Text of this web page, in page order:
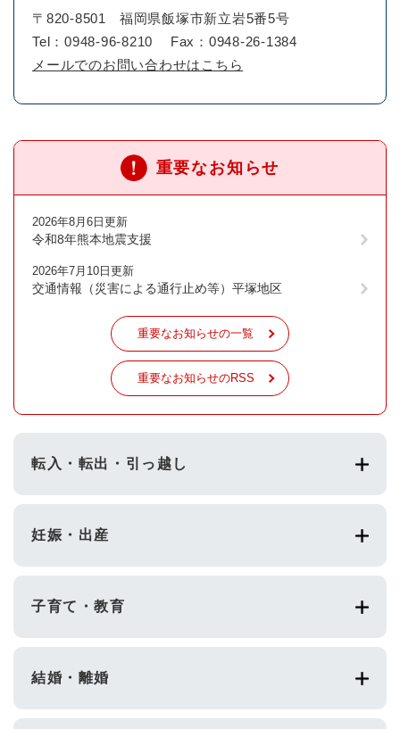
〒820-8501
福岡県飯塚市新立岩5番5号
Tel：0948-96-8210
Fax：0948-26-1384
メールでのお問い合わせはこちら
重要なお知らせ
2026年8月6日更新
令和8年熊本地震支援
2026年7月10日更新
交通情報（災害による通行止め等）平塚地区
重要なお知らせの一覧
重要なお知らせのRSS
転入・転出・引っ越し
妊娠・出産
子育て・教育
結婚・離婚